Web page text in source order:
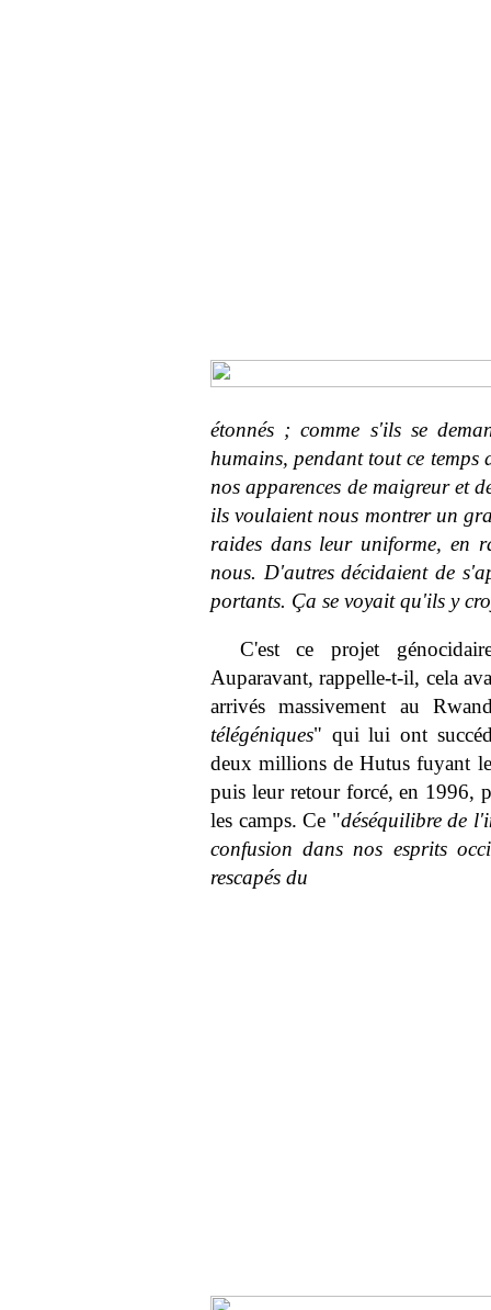
étonnés ; comme s'ils se
humains, pendant tout ce temps
nos apparences de maigreur et
ils voulaient nous montrer un
raides dans leur uniforme, en
nous. D'autres décidaient de
portants. Ça se voyait qu'ils y
C'est ce projet
Auparavant, rappelle-t-il, cela
arrivés massivement au
télégéniques" qui lui ont
deux millions de Hutus fuyant
puis leur retour forcé, en 1996,
les camps. Ce "déséquilibre de
confusion dans nos esprits
rescapés du